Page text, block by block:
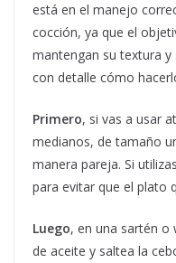
está en el manejo
cocción, ya que el
mantengan su textura y
con detalle cómo
Primero, si vas a usar
medianos, de tamaño
manera pareja. Si
para evitar que el plato
Luego, en una sartén o
de aceite y saltea la